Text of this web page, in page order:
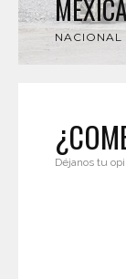
NACIONAL
Déjanos tu